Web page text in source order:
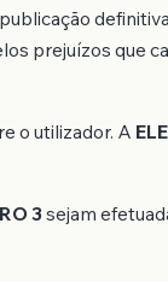
prejuízos que
o utilizador. A
3sejam